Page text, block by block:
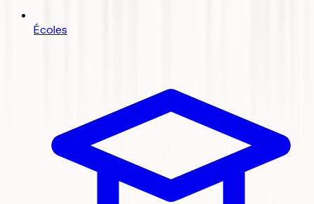
Écoles